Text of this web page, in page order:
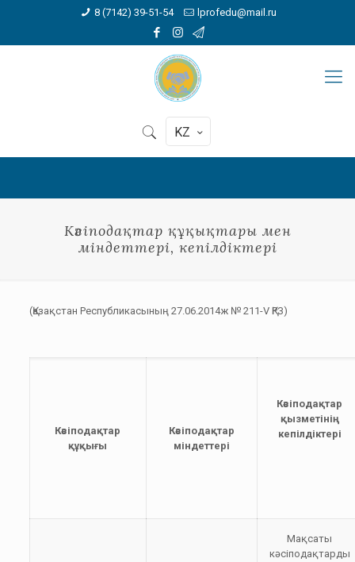
8 (7142) 39-51-54 lprofedu@mail.ru
KZ
Кәсіподақтар құқықтары мен
міндеттері, кепілдіктері
(Қазақстан Республикасының 27.06.2014ж № 211-V ҚРЗ)
Кәсіподақтар
құқығы
Кәсіподақтар
міндеттері
Кәсіподақтар
қызметінің
кепілдіктері
Мақсаты
кәсiподақтарды